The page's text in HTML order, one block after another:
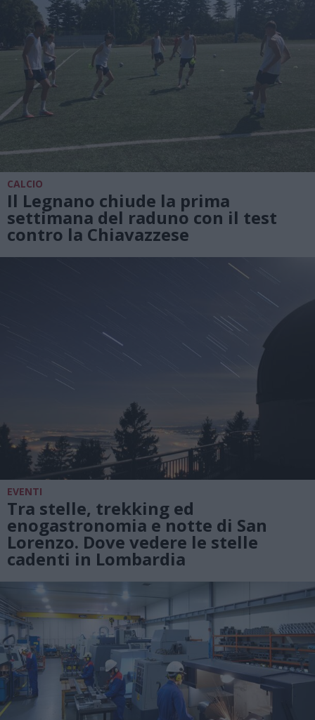
CALCIO
Il Legnano chiude la prima
settimana del raduno con il test
contro la Chiavazzese
EVENTI
Tra stelle, trekking ed
enogastronomia e notte di San
Lorenzo. Dove vedere le stelle
cadenti in Lombardia